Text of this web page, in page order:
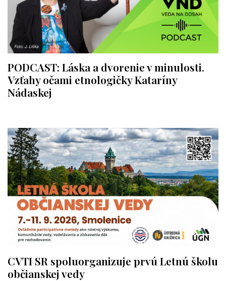
PODCAST: Láska a dvorenie v minulosti.
Vzťahy očami etnologičky Kataríny
Nádaskej
CVTI SR spoluorganizuje prvú Letnú školu
občianskej vedy